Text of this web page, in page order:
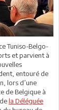
Tuniso-Belgo-
et parvient à
entouré de
lors d’une
de Belgique à
la Déléguée